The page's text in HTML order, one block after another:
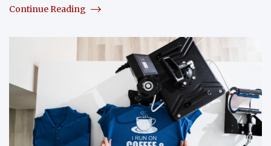
Continue Reading